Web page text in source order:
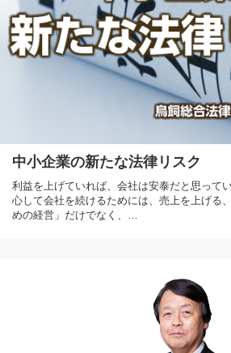
中小企業の新たな法律リスク
利益を上げていれば、会社は安泰だと思っ
心して会社を続けるためには、売上を上げる
めの経営」だけでなく、…